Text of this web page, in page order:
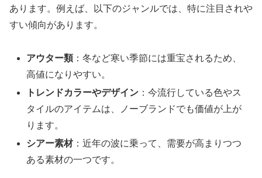
あります。例えば、以下のジャンルでは、特に注目されや
すい傾向があります。
アウター類：冬など寒い季節には重宝されるため、
高値になりやすい。
トレンドカラーやデザイン ：今流行している色やス
タイルのアイテムは、ノーブランドでも価値が上が
ります。
シアー素材：近年の波に乗って、需要が高まりつつ
ある素材の一つです。